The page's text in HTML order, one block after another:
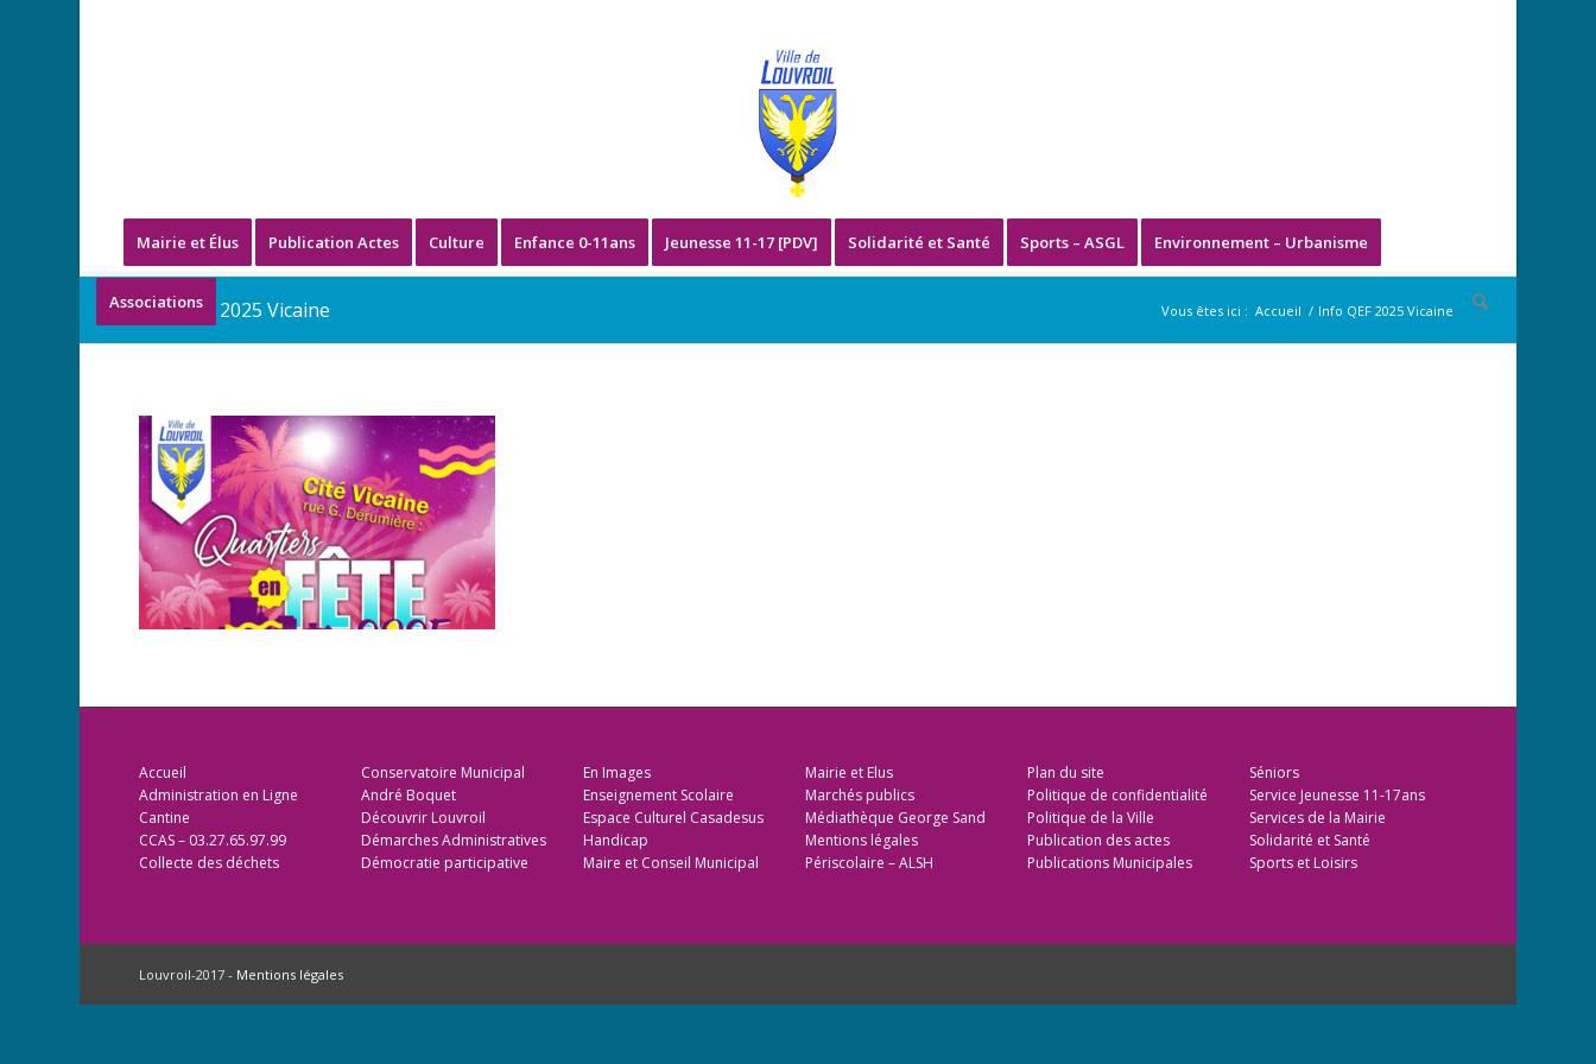
Mairie et Élus Publication Actes Culture Enfance 0-11ans Jeunesse 11-17 [PDV] Solidarité et Santé Sports – ASGL Environnement – Urbanisme
Associations
Info QEF 2025 Vicaine Vous êtes ici : Accueil / Info QEF 2025 Vicaine
Accueil
Administration en Ligne
Cantine
CCAS – 03.27.65.97.99
Collecte des déchets
Conservatoire Municipal
André Boquet
Découvrir Louvroil
Démarches Administratives
Démocratie participative
En Images
Enseignement Scolaire
Espace Culturel Casadesus
Handicap
Maire et Conseil Municipal
Mairie et Elus
Marchés publics
Médiathèque George Sand
Mentions légales
Périscolaire – ALSH
Plan du site
Politique de confidentialité
Politique de la Ville
Publication des actes
Publications Municipales
Séniors
Service Jeunesse 11-17ans
Services de la Mairie
Solidarité et Santé
Sports et Loisirs
Louvroil-2017 - Mentions légales